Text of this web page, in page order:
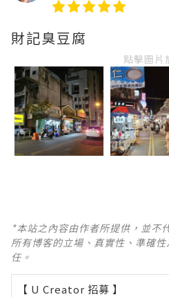
財記臭豆腐
點擊圖片
*本站之內容由作者所提供，並不
所有博客的立場、真實性、準確
任。
【 U Creator 招募 】